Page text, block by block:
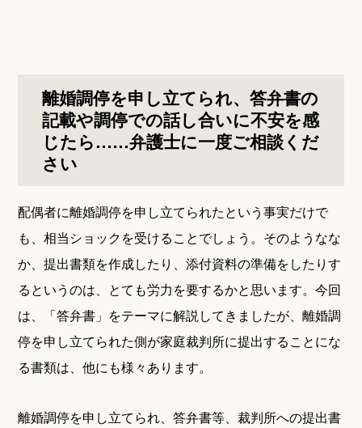
離婚調停を申し立てられ、答弁書の
記載や調停での話し合いに不安を感
じたら……弁護士に一度ご相談くだ
さい
配偶者に離婚調停を申し立てられたという事実だけで
も、相当ショックを受けることでしょう。そのようなな
か、提出書類を作成したり、添付資料の準備をしたりす
るというのは、とても労力を要するかと思います。今回
は、「答弁書」をテーマに解説してきましたが、離婚調
停を申し立てられた側が家庭裁判所に提出することにな
る書類は、他にも様々あります。
離婚調停を申し立てられ、答弁書等、裁判所への提出書